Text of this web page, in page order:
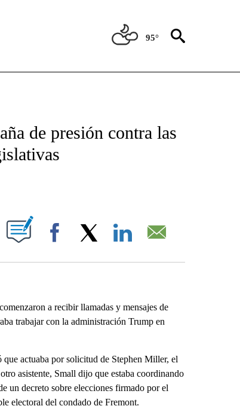
95°
ABOUT NEW PAGES ON "CNN - SPANISH".
de presión contra las
PAGES ON "".
Facebook
a recibir llamadas y mensajes de
trabajar con la administración Trump en
actuaba por solicitud de Stephen Miller, el
asistente, Small dijo que estaba coordinando
un decreto sobre elecciones firmado por el
electoral del condado de Fremont.